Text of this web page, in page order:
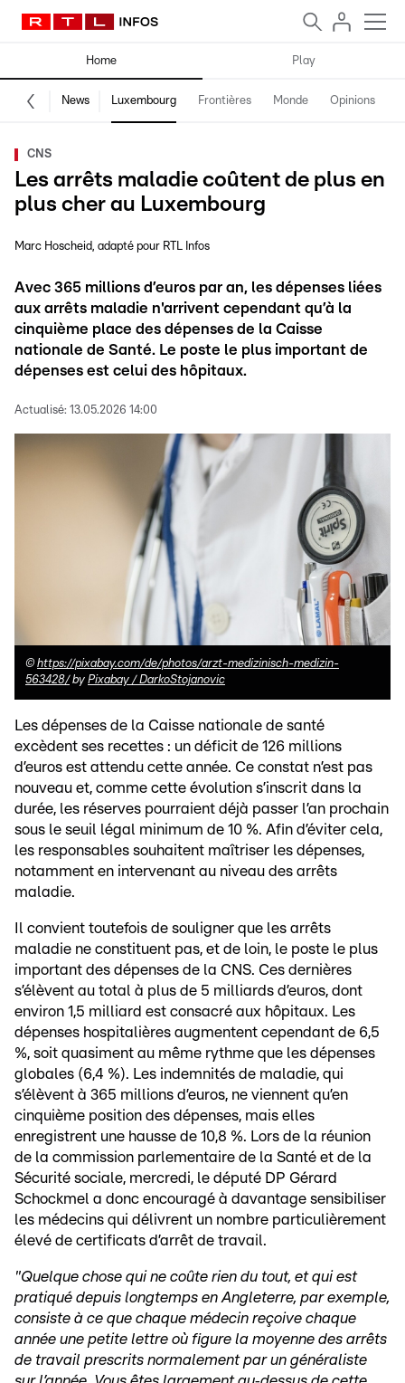
Home Play
News Luxembourg Frontières Monde Opinions
CNS
Les arrêts maladie coûtent de plus en
plus cher au Luxembourg
Marc Hoscheid adapté pour RTL Infos
Avec 365 millions d’euros par an, les dépenses liées
aux arrêts maladie n'arrivent cependant qu’à la
cinquième place des dépenses de la Caisse
nationale de Santé. Le poste le plus important de
dépenses est celui des hôpitaux.
Actualisé: 13.05.2026 14:00
© https://pixabay.com/de/photos/arzt-medizinisch-medizin-
563428/ by Pixabay / DarkoStojanovic
Les dépenses de la Caisse nationale de santé
excèdent ses recettes : un déficit de 126 millions
d’euros est attendu cette année. Ce constat n’est pas
nouveau et, comme cette évolution s’inscrit dans la
durée, les réserves pourraient déjà passer l’an prochain
sous le seuil légal minimum de 10 %. Afin d’éviter cela,
les responsables souhaitent maîtriser les dépenses,
notamment en intervenant au niveau des arrêts
maladie.
Il convient toutefois de souligner que les arrêts
maladie ne constituent pas, et de loin, le poste le plus
important des dépenses de la CNS. Ces dernières
s’élèvent au total à plus de 5 milliards d’euros, dont
environ 1,5 milliard est consacré aux hôpitaux. Les
dépenses hospitalières augmentent cependant de 6,5
%, soit quasiment au même rythme que les dépenses
globales (6,4 %). Les indemnités de maladie, qui
s’élèvent à 365 millions d’euros, ne viennent qu’en
cinquième position des dépenses, mais elles
enregistrent une hausse de 10,8 %. Lors de la réunion
de la commission parlementaire de la Santé et de la
Sécurité sociale, mercredi, le député DP Gérard
Schockmel a donc encouragé à davantage sensibiliser
les médecins qui délivrent un nombre particulièrement
élevé de certificats d’arrêt de travail.
"Quelque chose qui ne coûte rien du tout, et qui est
pratiqué depuis longtemps en Angleterre, par exemple,
consiste à ce que chaque médecin reçoive chaque
année une petite lettre où figure la moyenne des arrêts
de travail prescrits normalement par un généraliste